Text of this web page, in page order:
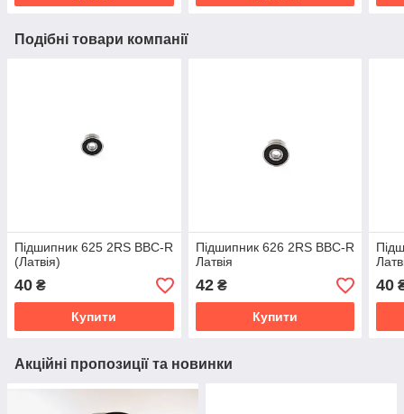
Подібні товари компанії
Підшипник 625 2RS BBC-R
(Латвія)
40 ₴
Купити
Підшипник 626 2RS BBC-R
Латвія
42₴
Купити
40
Акційні пропозиції та новинки